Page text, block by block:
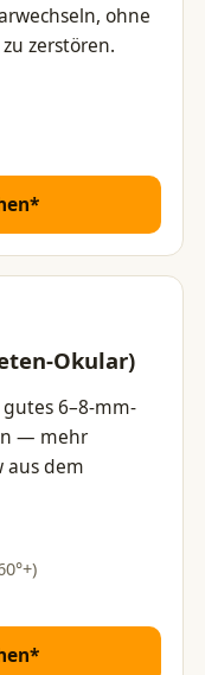
ohne
zerstören.
Okular)
6–8-mm-
— mehr
aus dem